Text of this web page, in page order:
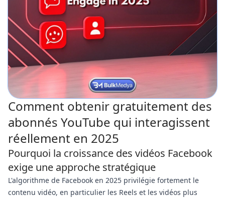
Comment obtenir gratuitement des
abonnés YouTube qui interagissent
réellement en 2025
Pourquoi la croissance des vidéos Facebook
exige une approche stratégique
L'algorithme de Facebook en 2025 privilégie fortement le
contenu vidéo, en particulier les Reels et les vidéos plus